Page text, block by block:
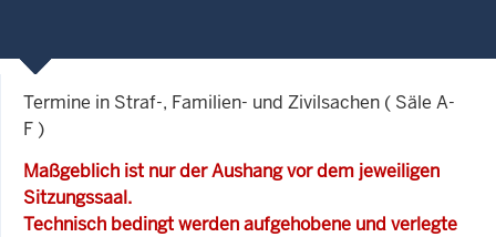
Termine in Straf-, Familien- und Zivilsachen ( Säle A-
F )
Maßgeblich ist nur der Aushang vor dem jeweiligen
Sitzungssaal.
Technisch bedingt werden aufgehobene und verlegte